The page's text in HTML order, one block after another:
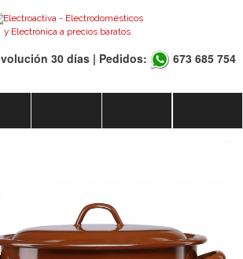
30 días | Pedidos: 673 685 754